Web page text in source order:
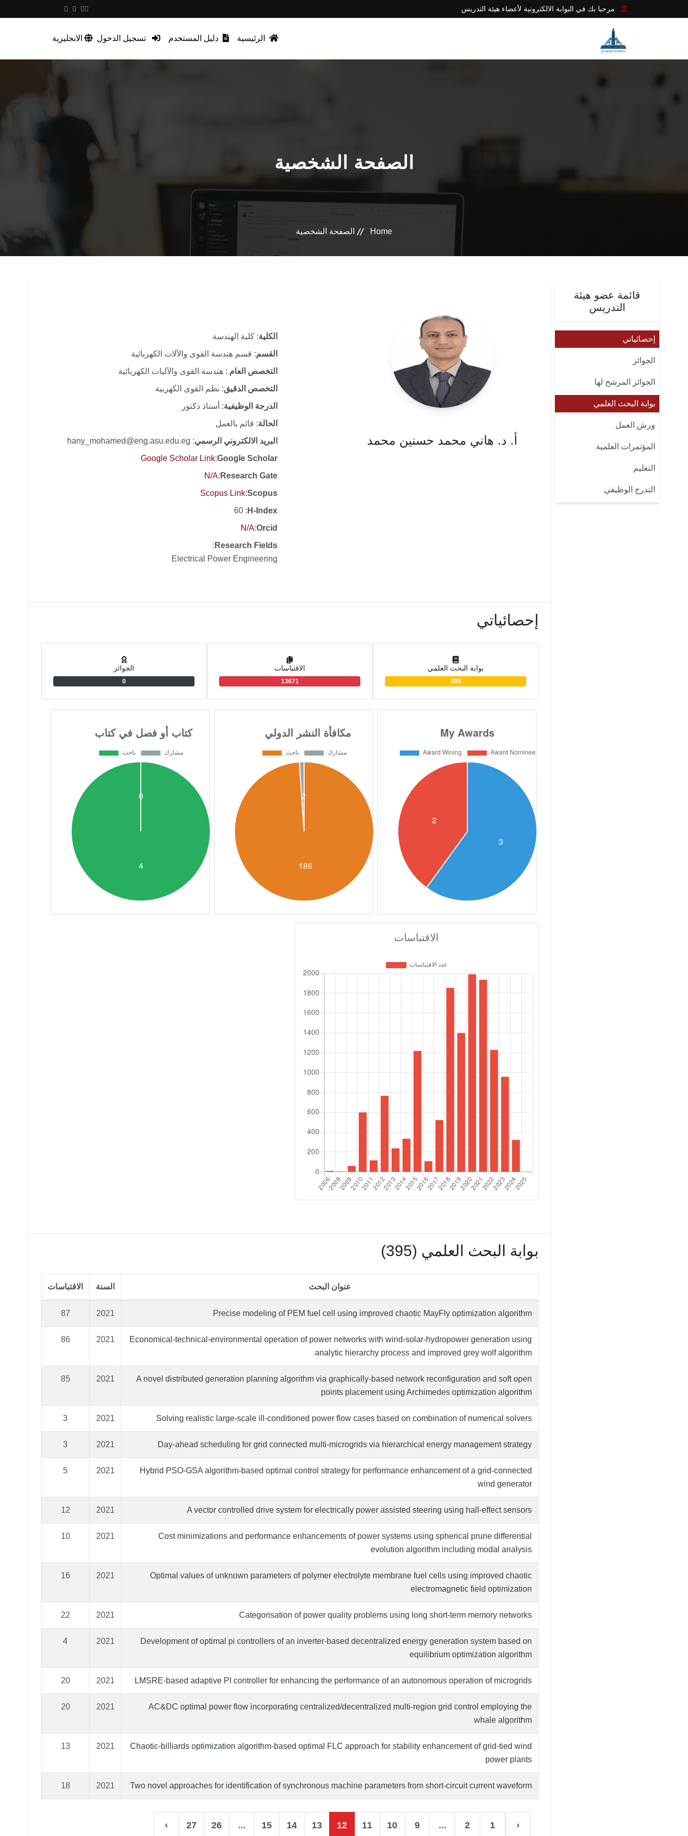
مرحبا بك في البوابة الالكترونية لأعضاء هيئة التدريس
الرئيسية دليل المستخدم تسجيل الدخول الانجليزية
الصفحة الشخصية
Home الصفحة الشخصية
قائمة عضو هيئة
التدريس
إحصائياتي
الجوائز
الجوائز المرشح لها
بوابة البحث العلمي
ورش العمل
المؤتمرات العلمية
التعليم
التدرج الوظيفي
أ. د. هاني محمد حسنين محمد
الكلية: كلية الهندسة
القسم: قسم هندسة القوى والآلات الكهربائية
التخصص العام : هندسة القوى والآليات الكهربائية
التخصص الدقيق: نظم القوى الكهربية
الدرجة الوظيفية: أستاذ دكتور
الحالة: قائم بالعمل
البريد الالكتروني الرسمي: hany_mohamed@eng.asu.edu.eg
Google Scholar
:
Google Scholar Link
Research Gate
:
N/A
Scopus
:
Scopus Link
H-Index
: 60
Orcid
:
N/A
Research Fields
:
Electrical Power Engineering
إحصائياتي
بوابة البحث العلمي
395
الاقتباسات
13671
الجوائز
0
الاقتباسات
بوابة البحث العلمي (395)
عنوان البحث السنة الاقتباسات
Precise modeling of PEM fuel cell using improved chaotic MayFly optimization algorithm
2021
87
Economical-technical-environmental operation of power networks with wind-solar-hydropower generation using
analytic hierarchy process and improved grey wolf algorithm
2021
86
A novel distributed generation planning algorithm via graphically-based network reconfiguration and soft open
points placement using Archimedes optimization algorithm
2021
85
Solving realistic large‐scale ill‐conditioned power flow cases based on combination of numerical solvers
2021
3
Day-ahead scheduling for grid connected multi-microgrids via hierarchical energy management strategy
2021
3
Hybrid PSO-GSA algorithm-based optimal control strategy for performance enhancement of a grid-connected
wind generator
2021
5
A vector controlled drive system for electrically power assisted steering using hall-effect sensors
2021
12
Cost minimizations and performance enhancements of power systems using spherical prune differential
evolution algorithm including modal analysis
2021
10
Optimal values of unknown parameters of polymer electrolyte membrane fuel cells using improved chaotic
electromagnetic field optimization
2021
16
Categorisation of power quality problems using long short‐term memory networks
2021
22
Development of optimal pi controllers of an inverter-based decentralized energy generation system based on
equilibrium optimization algorithm
2021
4
LMSRE-based adaptive PI controller for enhancing the performance of an autonomous operation of microgrids
2021
20
AC&DC optimal power flow incorporating centralized/decentralized multi-region grid control employing the
whale algorithm
2021
20
Chaotic-billiards optimization algorithm-based optimal FLC approach for stability enhancement of grid-tied wind
power plants
2021
13
Two novel approaches for identification of synchronous machine parameters from short-circuit current waveform
2021
18
‹
1
2
...
9
10
11
12
13
14
15
...
26
27
›